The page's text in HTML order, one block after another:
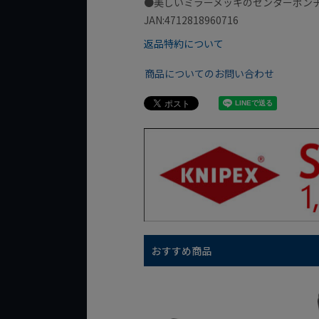
JAN:4712818960716
返品特約について
商品についてのお問い合わせ
おすすめ商品